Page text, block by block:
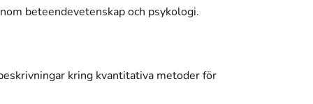
beteendevetenskap och psykologi.
kring kvantitativa metoder för